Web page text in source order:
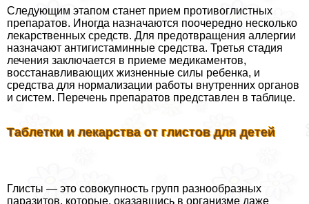
Следующим этапом станет прием противоглистных
препаратов. Иногда назначаются поочередно несколько
лекарственных средств. Для предотвращения аллергии
назначают антигистаминные средства. Третья стадия
лечения заключается в приеме медикаментов,
восстанавливающих жизненные силы ребенка, и
средства для нормализации работы внутренних органов
и систем. Перечень препаратов представлен в таблице.
Таблетки и лекарства от глистов для детей
Глисты — это совокупность групп разнообразных
паразитов, которые, оказавшись в организме даже